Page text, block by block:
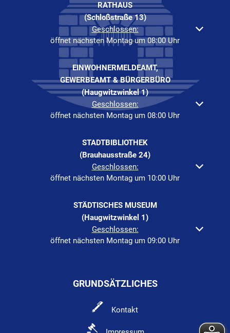
RATHAUS
(Schloßstraße 13)
Klicken, um weitere Öffnungs- oder Schließzeiten
Geschlossen:
öffnet nächsten Montag um 08:00 Uhr
EINWOHNERMELDEAMT,
GEWERBEAMT & BÜRGERBÜRO
(Haugwitzwinkel 1)
Klicken, um weitere Öffnungs- oder Schließzeiten
Geschlossen:
öffnet nächsten Montag um 08:00 Uhr
STADTBIBLIOTHEK
(Brauhausstraße 24)
Klicken, um weitere Öffnungs- oder Schließzeiten
Geschlossen:
öffnet nächsten Montag um 10:00 Uhr
STÄDTISCHES MUSEUM
(Haugwitzwinkel 1)
Klicken, um weitere Öffnungs- oder Schließzeiten
Geschlossen:
öffnet nächsten Montag um 09:00 Uhr
GRUNDSÄTZLICHES
Kontakt